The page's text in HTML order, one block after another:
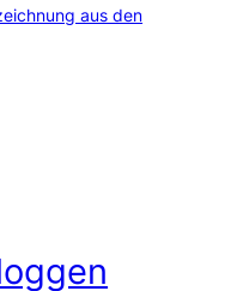
aus den